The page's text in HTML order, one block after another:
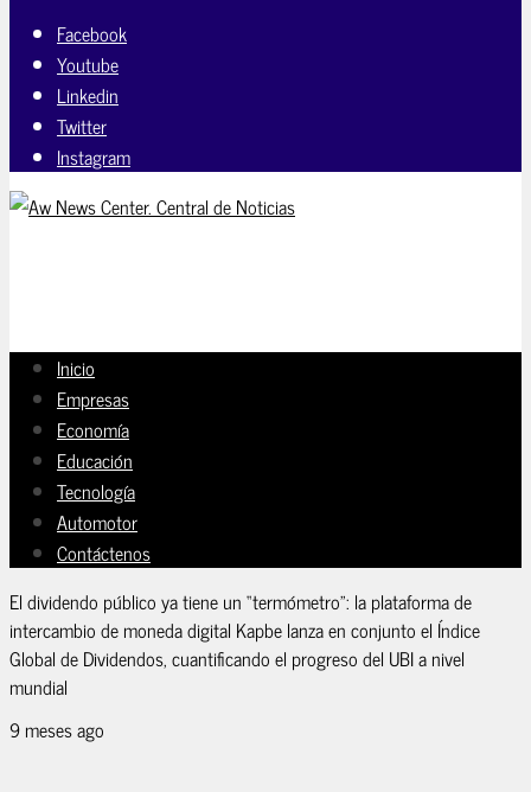
Facebook
Youtube
Linkedin
Twitter
Instagram
Inicio
Empresas
Economía
Educación
Tecnología
Automotor
Contáctenos
El dividendo público ya tiene un “termómetro”: la plataforma de
intercambio de moneda digital Kapbe lanza en conjunto el Índice
Global de Dividendos, cuantificando el progreso del UBI a nivel
mundial
9 meses ago